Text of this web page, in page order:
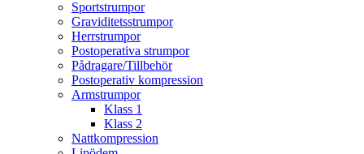
Sportstrumpor
Graviditetsstrumpor
Herrstrumpor
Postoperativa strumpor
Pådragare/Tillbehör
Postoperativ kompression
Armstrumpor
Klass 1
Klass 2
Nattkompression